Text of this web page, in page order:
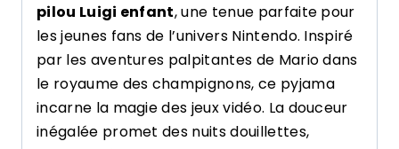
pilou Luigi enfant, une tenue parfaite pour
les jeunes fans de l’univers Nintendo. Inspiré
par les aventures palpitantes de Mario dans
le royaume des champignons, ce pyjama
incarne la magie des jeux vidéo. La douceur
inégalée promet des nuits douillettes,